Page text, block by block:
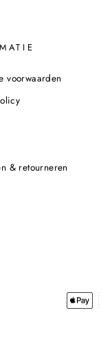
voorwaarden
& retourneren